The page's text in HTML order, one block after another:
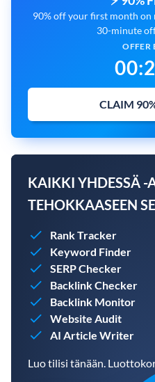
90% off your first month on
30-minute
OFFER
00:
CLAIM
KAIKKI YHDESSÄ -
TEHOKKAASEEN
Rank Tracker
Keyword Finder
SERP Checker
Backlink Checker
Backlink Monitor
Website Audit
AI Article Writer
Luo tilisi tänään.